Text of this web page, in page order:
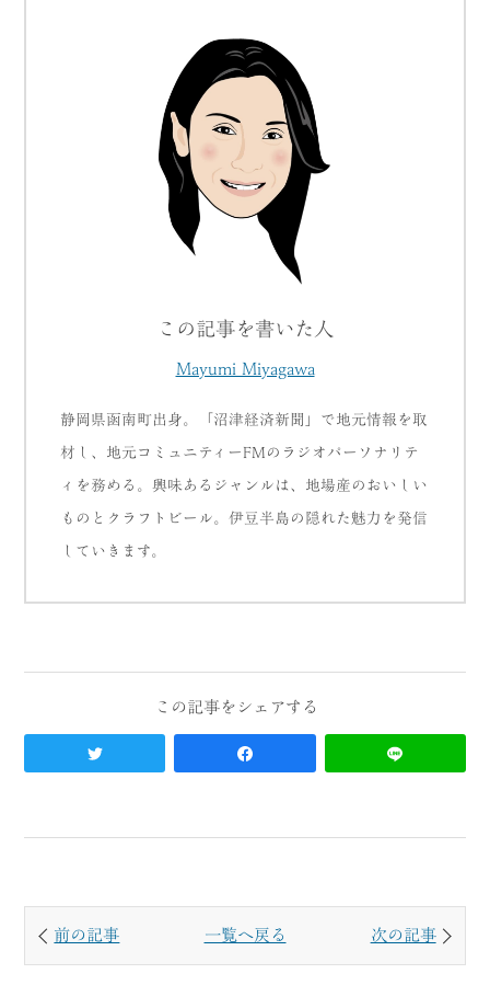
この記事を書いた人
Mayumi Miyagawa
静岡県函南町出身。「沼津経済新聞」で地元情報を取
材し、地元コミュニティーFMのラジオパーソナリテ
ィを務める。興味あるジャンルは、地場産のおいしい
ものとクラフトビール。伊豆半島の隠れた魅力を発信
していきます。
前の記事 一覧へ戻る 次の記事